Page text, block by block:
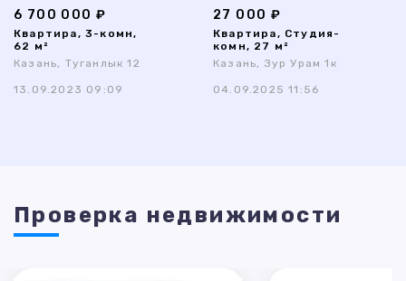
6 700 000 ₽
Квартира, 3-комн,
62 м²
Казань, Туганлык 12
13.09.2023 09:09
27 000 ₽
Квартира, Студия-
комн, 27 м²
Казань, Зур Урам 1к
04.09.2025 11:56
Проверка недвижимости